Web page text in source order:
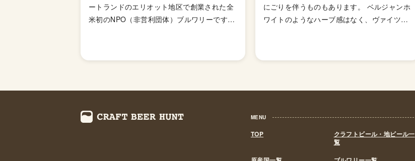
ートランドのエリオット地区で創業された全
米初のNPO（非営利団体）ブルワリーです。
地域社会、慈善団体、世界的な取り組みに寄
にごりを伴うものもあります。 ベルジャンホ
ワイトのようなハーブ感はなく、ヴァイツェ
MENU
TOP
クラフトビール・地ビール一
覧